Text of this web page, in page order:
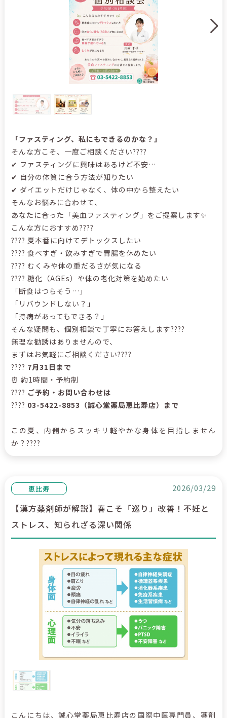
「ファスティング、私にもできるのかな？」
そんな方こそ、一度ご相談ください????
✔ ファスティングに興味はあるけど不安…
✔ 自分の体質に合う方法が知りたい
✔ ダイエットだけじゃなく、体の中から整えたい
そんなお悩みに合わせて、
あなたに合った「美血ファスティング」をご提案します✨
こんな方におすすめ????
???? 夏本番に向けてデトックスしたい
???? 食べすぎ・飲みすぎで胃腸を休めたい
???? むくみや体の重だるさが気になる
???? 糖化（AGEs）や体の老化対策を始めたい
「断食はつらそう…」
「リバウンドしない？」
「持病があってもできる？」
そんな疑問も、個別相談で丁寧にお答えします????
無理な勧誘はありませんので、
まずはお気軽にご相談ください????
???? 7月31日まで
⏰ 約1時間・予約制
???? ご予約・お問い合わせは
???? 03-5422-8853（誠心堂薬局恵比寿店）まで
この夏、内側からスッキリ軽やかな身体を目指しません
か？????
恵比寿 2026/03/29
【漢方薬剤師が解説】春こそ「巡り」改善！不妊と
ストレス、知られざる深い関係
こんにちは、誠心堂薬局恵比寿店の国際中医専門員、薬剤